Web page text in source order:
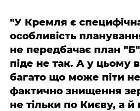
"У Кремля є
особливість
не передбачає план
піде не так. А у цьому
багато що може піти
фактично знищення
не тільки по Києву, а й